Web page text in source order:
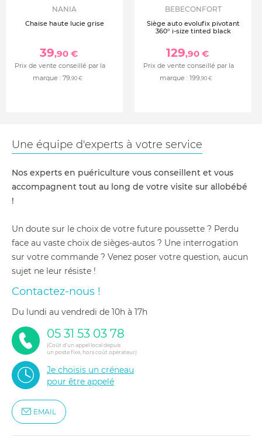
NANIA
Chaise haute lucie grise
39,90 €
Prix de vente conseillé par la
marque : 79,90 €
BEBECONFORT
Siège auto evolufix pivotant
360° i-size tinted black
129,90 €
Prix de vente conseillé par la
marque : 199,90 €
Une équipe d'experts à votre service
Nos experts en puériculture vous conseillent et vous
accompagnent tout au long de votre visite sur allobébé
!
Un doute sur le choix de votre future poussette ? Perdu
face au vaste choix de sièges-autos ? Une interrogation
sur votre commande ? Venez poser votre question, aucun
sujet ne leur résiste !
Contactez-nous !
du lundi au vendredi de 10h à 17h
05 31 53 03 78
(Coût d'un appel local depuis
un poste fixe, hors coût opérateur)
Je choisis un créneau
pour être appelé
EMAIL